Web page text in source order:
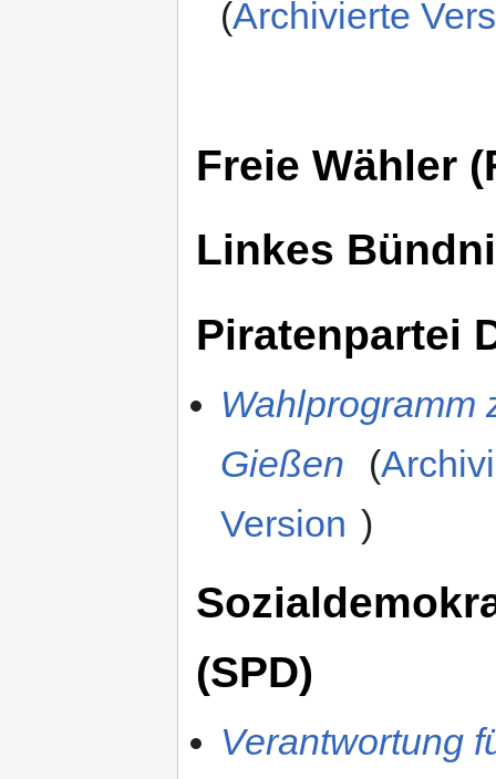
(Archivierte
Freie Wähler
Linkes
Piratenpartei
Wahlprogramm
Gießen
(
Version )
(SPD)
Verantwortung